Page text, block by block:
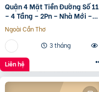
Quận 4 Mặt Tiền Đường Số 11
– 4 Tầng – 2Pn – Nhà Mới –
7.35 Tỷ Tl
Ngoài Cần Thơ
3 tháng
Liên hệ